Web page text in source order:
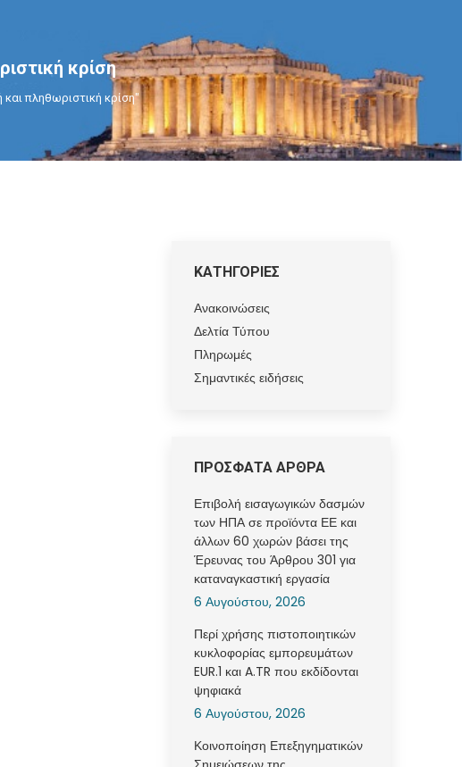
κρίση
πληθωριστική κρίση"
ΚΑΤΗΓΟΡΙΕΣ
Ανακοινώσεις
Δελτία Τύπου
Πληρωμές
Σημαντικές ειδήσεις
ΠΡΟΣΦΑΤΑ ΑΡΘΡΑ
Επιβολή εισαγωγικών δασμών
των ΗΠΑ σε προϊόντα ΕΕ και
άλλων 60 χωρών βάσει της
Έρευνας του Άρθρου 301 για
καταναγκαστική εργασία
6 Αυγούστου, 2026
Περί χρήσης πιστοποιητικών
κυκλοφορίας εμπορευμάτων
EUR.1 και A.TR που εκδίδονται
ψηφιακά
6 Αυγούστου, 2026
Κοινοποίηση Επεξηγηματικών